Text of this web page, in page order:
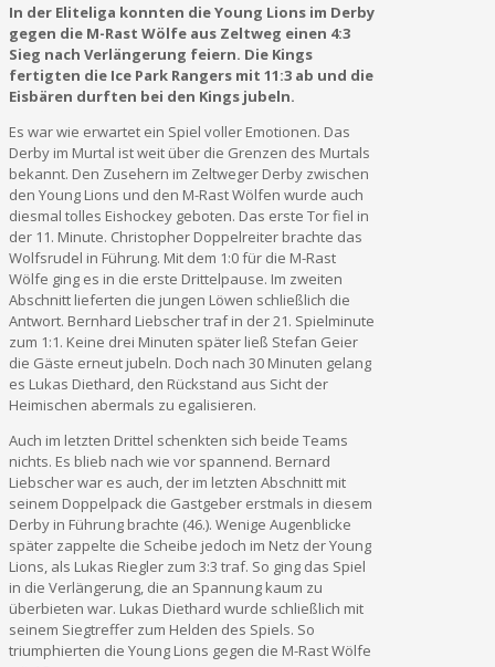
In der Eliteliga konnten die Young Lions im Derby
gegen die M-Rast Wölfe aus Zeltweg einen 4:3
Sieg nach Verlängerung feiern. Die Kings
fertigten die Ice Park Rangers mit 11:3 ab und die
Eisbären durften bei den Kings jubeln.
Es war wie erwartet ein Spiel voller Emotionen. Das
Derby im Murtal ist weit über die Grenzen des Murtals
bekannt. Den Zusehern im Zeltweger Derby zwischen
den Young Lions und den M-Rast Wölfen wurde auch
diesmal tolles Eishockey geboten. Das erste Tor fiel in
der 11. Minute. Christopher Doppelreiter brachte das
Wolfsrudel in Führung. Mit dem 1:0 für die M-Rast
Wölfe ging es in die erste Drittelpause. Im zweiten
Abschnitt lieferten die jungen Löwen schließlich die
Antwort. Bernhard Liebscher traf in der 21. Spielminute
zum 1:1. Keine drei Minuten später ließ Stefan Geier
die Gäste erneut jubeln. Doch nach 30 Minuten gelang
es Lukas Diethard, den Rückstand aus Sicht der
Heimischen abermals zu egalisieren.
Auch im letzten Drittel schenkten sich beide Teams
nichts. Es blieb nach wie vor spannend. Bernard
Liebscher war es auch, der im letzten Abschnitt mit
seinem Doppelpack die Gastgeber erstmals in diesem
Derby in Führung brachte (46.). Wenige Augenblicke
später zappelte die Scheibe jedoch im Netz der Young
Lions, als Lukas Riegler zum 3:3 traf. So ging das Spiel
in die Verlängerung, die an Spannung kaum zu
überbieten war. Lukas Diethard wurde schließlich mit
seinem Siegtreffer zum Helden des Spiels. So
triumphierten die Young Lions gegen die M-Rast Wölfe